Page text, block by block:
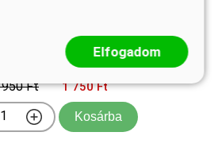
Sedum acre 'Aurea'
Ft
Online ár
1 750 Ft
Kosárba
Elfogadom